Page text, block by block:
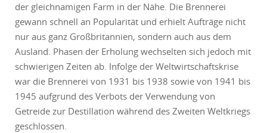
der gleichnamigen Farm in der Nähe. Die Brennerei
gewann schnell an Popularität und erhielt Aufträge nicht
nur aus ganz Großbritannien, sondern auch aus dem
Ausland. Phasen der Erholung wechselten sich jedoch mit
schwierigen Zeiten ab. Infolge der Weltwirtschaftskrise
war die Brennerei von 1931 bis 1938 sowie von 1941 bis
1945 aufgrund des Verbots der Verwendung von
Getreide zur Destillation während des Zweiten Weltkriegs
geschlossen.